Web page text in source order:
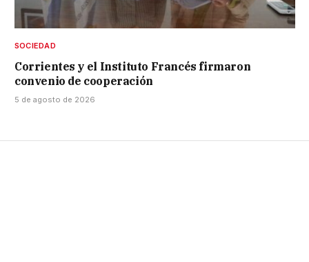
SOCIEDAD
Corrientes y el Instituto Francés firmaron
convenio de cooperación
5 de agosto de 2026